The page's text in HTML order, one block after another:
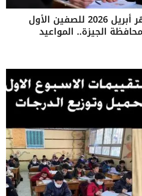
جدول امتحانات شهر أبريل 2026 للصفين الأول
الجيزة.. المواعيد